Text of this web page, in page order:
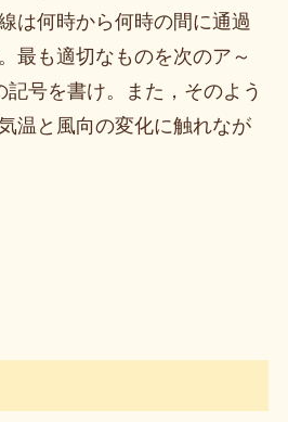
は何時から何時の間に通過
最も適切なものを次のア～
号を書け。また，そのよう
温と風向の変化に触れなが